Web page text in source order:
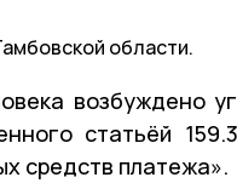
области.
возбуждено
статьёй
средств платежа».